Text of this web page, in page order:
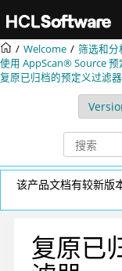
Welcome 筛选和分
使用 AppScan® Source预
复原已归档的预定义过滤器
该产品文档有较新版
复原已